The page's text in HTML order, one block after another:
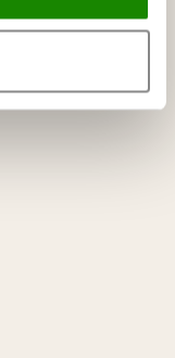
x 95 €23,68